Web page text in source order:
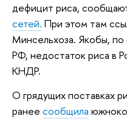
дефицит риса,
сетей. При этом там
Минсельхоза. Якобы,
РФ, недостаток риса в
КНДР.
О грядущих поставках
ранее сообщила